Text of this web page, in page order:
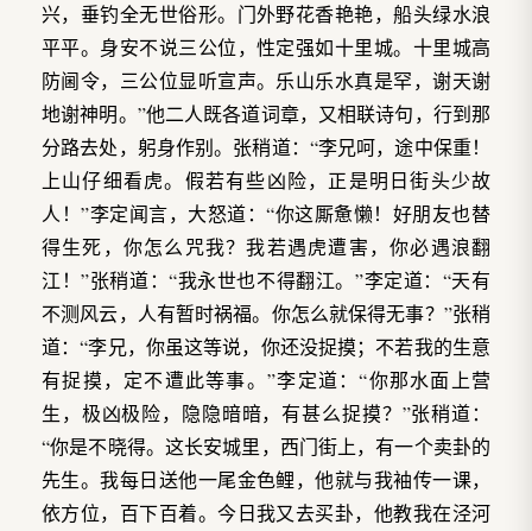
兴，垂钓全无世俗形。门外野花香艳艳，船头绿水浪
平平。身安不说三公位，性定强如十里城。十里城高
防阃令，三公位显听宣声。乐山乐水真是罕，谢天谢
地谢神明。”他二人既各道词章，又相联诗句，行到那
分路去处，躬身作别。张稍道：“李兄呵，途中保重！
上山仔细看虎。假若有些凶险，正是明日街头少故
人！”李定闻言，大怒道：“你这厮惫懒！好朋友也替
得生死，你怎么咒我？我若遇虎遭害，你必遇浪翻
江！”张稍道：“我永世也不得翻江。”李定道：“天有
不测风云，人有暂时祸福。你怎么就保得无事？”张稍
道：“李兄，你虽这等说，你还没捉摸；不若我的生意
有捉摸，定不遭此等事。”李定道：“你那水面上营
生，极凶极险，隐隐暗暗，有甚么捉摸？”张稍道：
“你是不晓得。这长安城里，西门街上，有一个卖卦的
先生。我每日送他一尾金色鲤，他就与我袖传一课，
依方位，百下百着。今日我又去买卦，他教我在泾河